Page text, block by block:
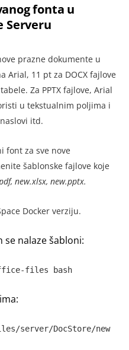
fonta u
Serveru
prazne dokumente u
Arial, 11 pt za DOCX fajlove
Za PPTX fajlove, Arial
u tekstualnim poljima i
itd.
font za sve nove
šablonske fajlove koje
new.xlsx, new.pptx.
Docker verziju.
nalaze šabloni:
files bash
server/DocStore/new